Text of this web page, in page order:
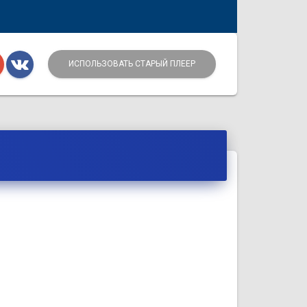
ИСПОЛЬЗОВАТЬ СТАРЫЙ ПЛЕЕР